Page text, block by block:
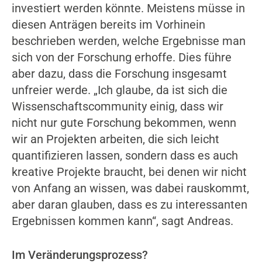
investiert werden könnte. Meistens müsse in
diesen Anträgen bereits im Vorhinein
beschrieben werden, welche Ergebnisse man
sich von der Forschung erhoffe. Dies führe
aber dazu, dass die Forschung insgesamt
unfreier werde. „Ich glaube, da ist sich die
Wissenschaftscommunity einig, dass wir
nicht nur gute Forschung bekommen, wenn
wir an Projekten arbeiten, die sich leicht
quantifizieren lassen, sondern dass es auch
kreative Projekte braucht, bei denen wir nicht
von Anfang an wissen, was dabei rauskommt,
aber daran glauben, dass es zu interessanten
Ergebnissen kommen kann“, sagt Andreas.
Im Veränderungsprozess?